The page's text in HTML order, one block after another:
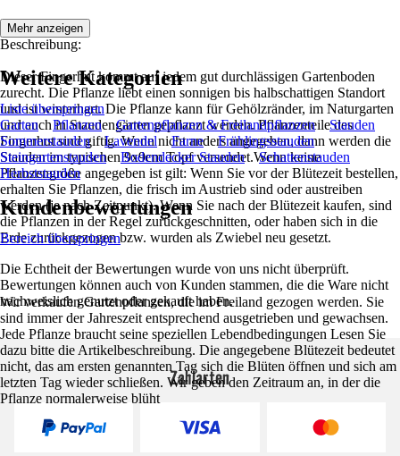
Beschreibung:
Dieser Fingerhut kommt auf jedem gut durchlässigen Gartenboden
zurecht. Die Pflanze liebt einen sonnigen bis halbschattigen Standort
und ist winterhart. Die Pflanze kann für Gehölzränder, im Naturgarten
und auch in Staudengärten gepflanzt werden. Pflanzenteile des
Fingerhut sind giftig. Wenn nicht anders angegeben, dann werden die
Stauden im typischen 9x9cm Topf versendet.Wenn keine
Pflanzengröße angegeben ist gilt: Wenn Sie vor der Blütezeit bestellen,
erhalten Sie Pflanzen, die frisch im Austrieb sind oder austreiben
werden (je nach Zeitpunkt). Wenn Sie nach der Blütezeit kaufen, sind
die Pflanzen in der Regel zurückgeschnitten, oder haben sich in die
Erde zurückgezogen bzw. wurden als Zwiebel neu gesetzt.
Wir verkaufen Gartenpflanzen, die im Freiland gezogen werden. Sie
sind immer der Jahreszeit entsprechend ausgetrieben und gewachsen.
Jede Pflanze braucht seine speziellen Lebendbedingungen Lesen Sie
dazu bitte die Artikelbeschreibung. Die angegebene Blütezeit bedeutet
nicht, das am ersten genannten Tag sich die Blüten öffnen und sich am
letzten Tag wieder schließen. Wir geben den Zeitraum an, in der die
Pflanze normalerweise blüht
Mehr anzeigen
Weitere Kategorien
Liste überspringen
Garten
Pflanzen Gartenpflanzen & Freilandpflanzen
Stauden
Sommerstauden
Lavendel Farne
Frühlingsstauden
Steingartenstauden
Bodendecker Stauden
Schattenstauden
Herbststauden
Kundenbewertungen
Bereich überspringen
Die Echtheit der Bewertungen wurde von uns nicht überprüft.
Bewertungen können auch von Kunden stammen, die die Ware nicht
nachweislich genutzt oder gekauft haben.
Zahlarten